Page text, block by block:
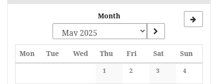
Month
Mon Monday
TueTuesday
Wed Wednesday
Thu Thursday
Fri FridaySatSaturday
Sun
1 2 3 4